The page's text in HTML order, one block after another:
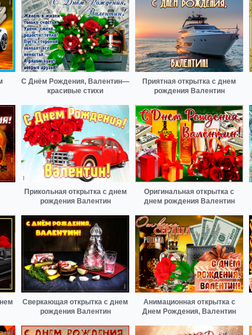
С Днём Рождения, Валентин—
красивые стихи
Приятная открытка с днем
рождения Валентин
Прикольная открытка с днем
рождения Валентин
Оригинальная открытка с
днем рождения Валентин
Сверкающая открытка с днем
рождения Валентин
Анимационная открытка с
Днем Рождения, Валентин